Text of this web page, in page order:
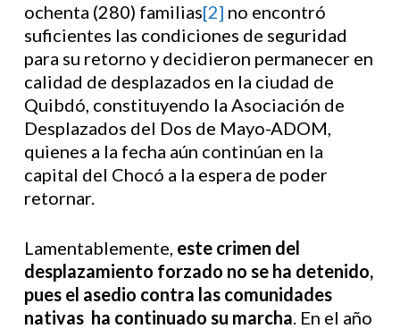
ochenta (280) familias[2] no encontró
suficientes las condiciones de seguridad
para su retorno y decidieron permanecer en
calidad de desplazados en la ciudad de
Quibdó, constituyendo la Asociación de
Desplazados del Dos de Mayo-ADOM,
quienes a la fecha aún continúan en la
capital del Chocó a la espera de poder
retornar.
Lamentablemente, este crimen del
desplazamiento forzado no se ha detenido,
pues el asedio contra las comunidades
nativas ha continuado su marcha. En el año